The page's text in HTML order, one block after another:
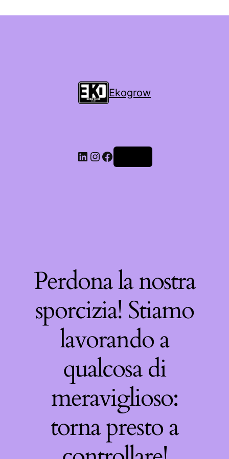
Ekogrow
Perdona la nostra
sporcizia! Stiamo
lavorando a
qualcosa di
meraviglioso:
torna presto a